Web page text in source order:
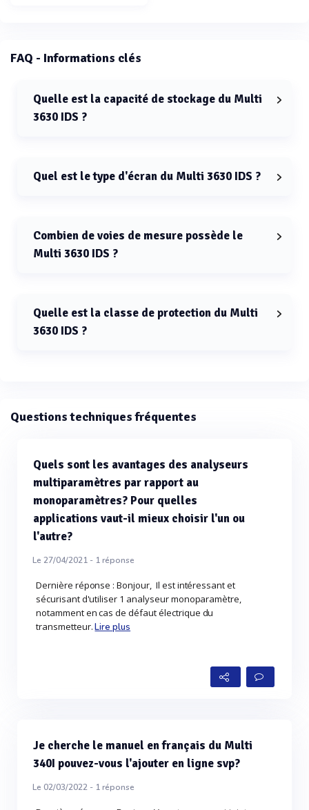
FAQ - Informations clés
Quelle est la capacité de stockage du Multi
3630 IDS ?
Quel est le type d'écran du Multi 3630 IDS ?
Combien de voies de mesure possède le
Multi 3630 IDS ?
Quelle est la classe de protection du Multi
3630 IDS ?
Questions techniques fréquentes
Quels sont les avantages des analyseurs
multiparamètres par rapport au
monoparamètres? Pour quelles
applications vaut-il mieux choisir l'un ou
l'autre?
Le 27/04/2021 - 1réponse
Dernière réponse : Bonjour, Il est intéressant et
sécurisant d'utiliser 1 analyseur monoparamètre,
notamment en cas de défaut électrique du
transmetteur.Lire plus
Je cherche le manuel en français du Multi
340I pouvez-vous l'ajouter en ligne svp?
Le 02/03/2022 - 1réponse